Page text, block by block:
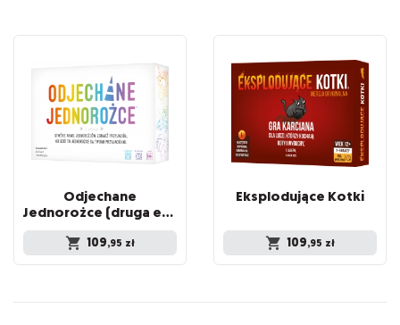
Odjechane
Jednorożce (druga edycja)
109,95 zł
Eksplodujące Kotki
109,95 zł